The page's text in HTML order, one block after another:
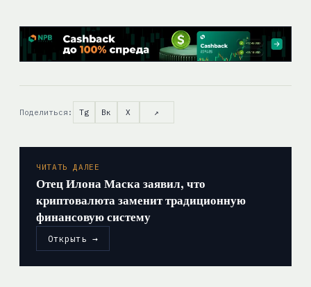
Поделиться: Tg Вк X ↗
ЧИТАТЬ ДАЛЕЕ
Отец Илона Маска заявил, что
криптовалюта заменит традиционную
финансовую систему
Открыть →